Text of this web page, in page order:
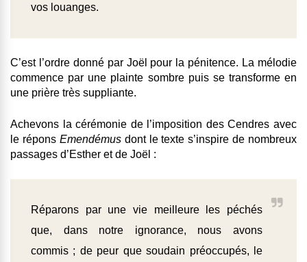
vos louanges.
C’est l’ordre donné par Joël pour la pénitence. La mélodie
commence par une plainte sombre puis se transforme en
une prière très suppliante.
Achevons la cérémonie de l’imposition des Cendres avec
le répons Emendémusdont le texte s’inspire de nombreux
passages d’Esther et de Joël :
Réparons par une vie meilleure les péchés
que, dans notre ignorance, nous avons
commis ; de peur que soudain préoccupés, le